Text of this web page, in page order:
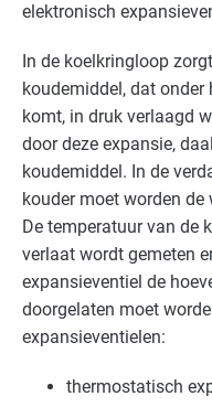
Voedingsindustrie - overig
Voedingsindustrie - vlees
Voedingsindustrie -
elektronisch
In de koelkringloop
koudemiddel, dat
komt, in druk verlaagd
door deze expansie,
koudemiddel. In de
kouder moet worden
De temperatuur van de
verlaat wordt gemeten
expansieventiel de
doorgelaten moet
expansieventielen:
thermostatisch